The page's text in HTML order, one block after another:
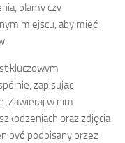
plamy czy
miejscu, aby mieć
kluczowym
zapisując
Zawieraj w nim
oraz zdjęcia
być podpisany przez